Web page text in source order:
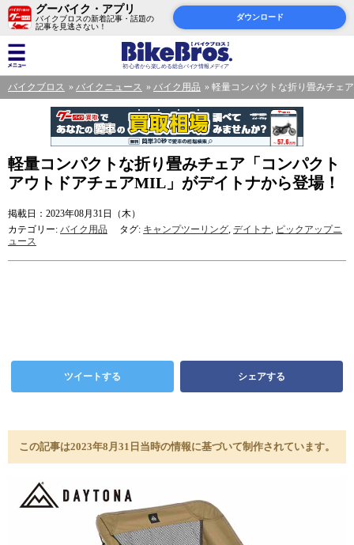
グーバイク・アプリ
バイクブロスの新着記事・話題の
記事を見逃さない！
ダウンロード
バイクブロス バイクニュース バイク用品 軽量コンパクトな折り畳みチェ
軽量コンパクトな折り畳みチェア「コンパクト
アウトドアチェアMIL」がデイトナから登場！
掲載日：2023年08月31日（木）
カテゴリー: バイク用品 タグ: キャンプツーリング, デイトナ, ピックアップニ
ュース
ツイートする シェアする
この記事は2023年8月31日当時の情報に基づいて制作されています。